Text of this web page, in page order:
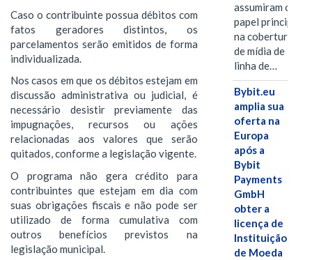
Caso o contribuinte possua débitos com
fatos geradores distintos, os
parcelamentos serão emitidos de forma
individualizada.
Nos casos em que os débitos estejam em
discussão administrativa ou judicial, é
necessário desistir previamente das
impugnações, recursos ou ações
relacionadas aos valores que serão
quitados, conforme a legislação vigente.
O programa não gera crédito para
contribuintes que estejam em dia com
suas obrigações fiscais e não pode ser
utilizado de forma cumulativa com
outros benefícios previstos na
legislação municipal.
assumiram o
papel principal
na cobertura
de mídia de
linha de…
Bybit.eu
amplia sua
oferta na
Europa
após a
Bybit
Payments
GmbH
obter a
licença de
Instituição
de Moeda